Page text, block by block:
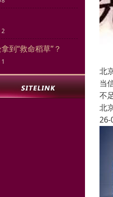
到“救命稻草”？
北
当
不
北
26-